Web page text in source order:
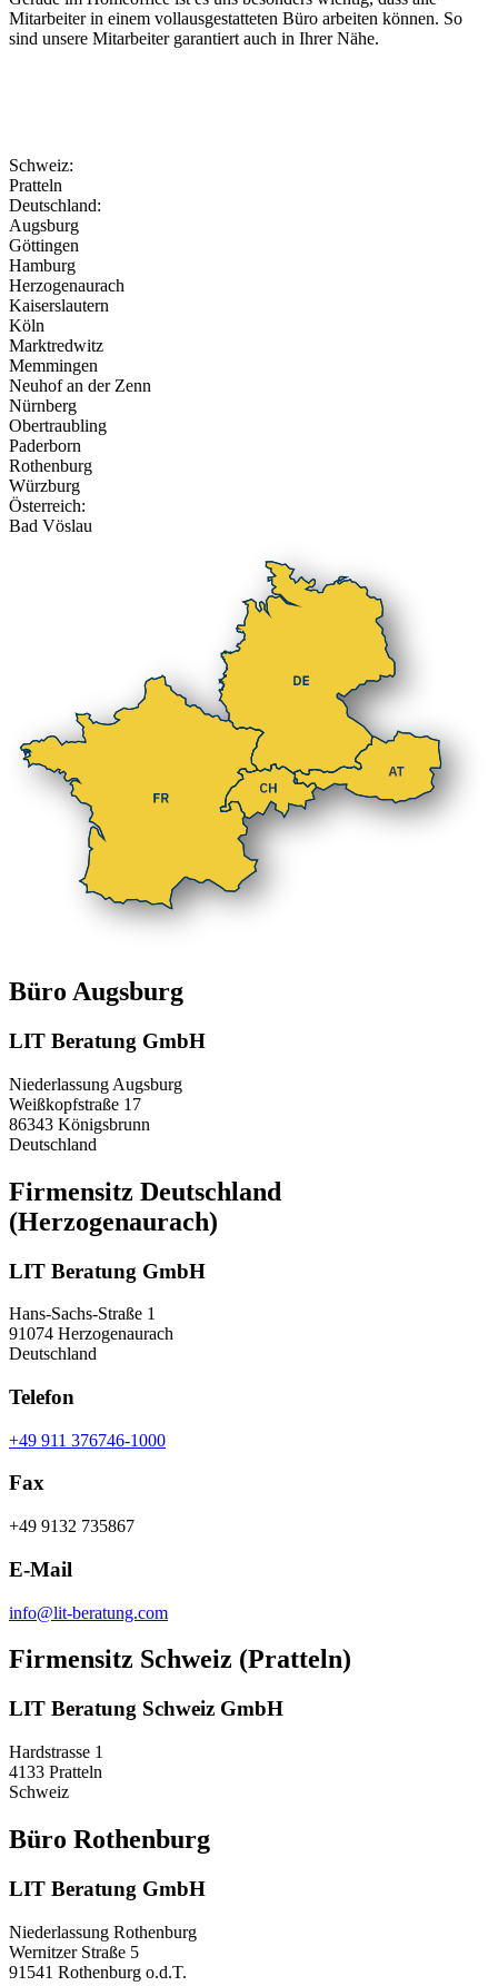
Mitarbeiter in einem vollausgestatteten Büro arbeiten können. So
sind unsere Mitarbeiter garantiert auch in Ihrer Nähe.
Schweiz:
Pratteln
Deutschland:
Augsburg
Göttingen
Hamburg
Herzogenaurach
Kaiserslautern
Köln
Marktredwitz
Memmingen
Neuhof an der Zenn
Nürnberg
Obertraubling
Paderborn
Rothenburg
Würzburg
Österreich:
Bad Vöslau
Büro Augsburg
LIT Beratung GmbH
Niederlassung Augsburg
Weißkopfstraße 17
86343 Königsbrunn
Deutschland
Firmensitz Deutschland
(Herzogenaurach)
LIT Beratung GmbH
Hans-Sachs-Straße 1
91074 Herzogenaurach
Deutschland
Telefon
+49 911 376746-1000
Fax
+49 9132 735867
E-Mail
info@lit-beratung.com
Firmensitz Schweiz (Pratteln)
LIT Beratung Schweiz GmbH
Hardstrasse 1
4133 Pratteln
Schweiz
Büro Rothenburg
LIT Beratung GmbH
Niederlassung Rothenburg
Wernitzer Straße 5
91541 Rothenburg o.d.T.